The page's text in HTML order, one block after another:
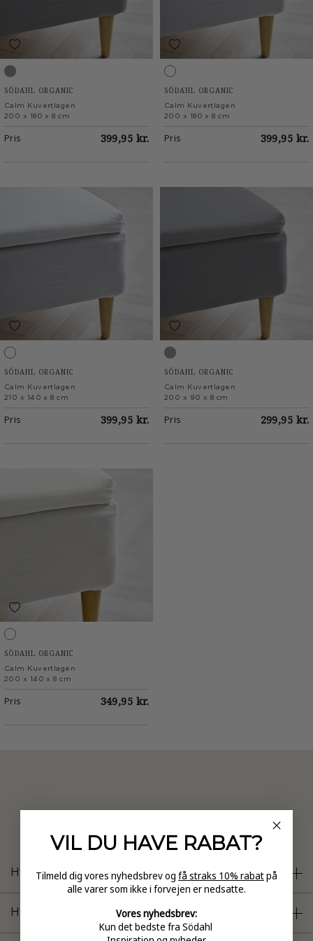
Stone Grey
SÖDAHL ORGANIC
Calm Kuvertlagen
200 x 180 x 8 cm
Pris 399,95 kr.
White
SÖDAHL ORGANIC
Calm Kuvertlagen
200 x 180 x 8 cm
Pris 399,95 kr.
White
SÖDAHL ORGANIC
Calm Kuvertlagen
210 x 140 x 8 cm
Pris 399,95 kr.
Stone Grey
SÖDAHL ORGANIC
Calm Kuvertlagen
200 x 90 x 8 cm
Pris 299,95 kr.
White
SÖDAHL ORGANIC
Calm Kuvertlagen
200 x 140 x 8 cm
Pris 349,95 kr.
Hvad er et kuvertlagen?
Hvilken type madras passer et kuvertlagen til?
VIL DU HAVE RABAT?
Tilmeld dig vores nyhedsbrev og få straks 10% rabatpå
alle varer som ikke i forvejen er nedsatte.
Vores nyhedsbrev:
Kun det bedste fra Södahl